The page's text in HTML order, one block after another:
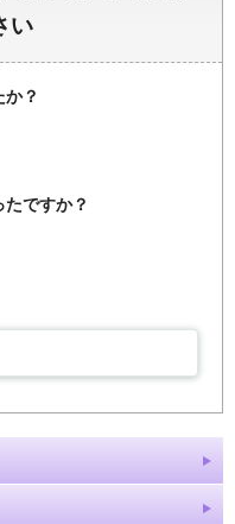
い
？
ですか？